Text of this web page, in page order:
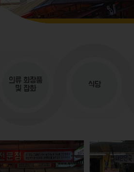
의류 화장품
및 잡화
식당